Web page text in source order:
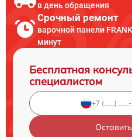
в день обращения
Срочный ремонт
варочной панели
минут
Бесплатная
специалистом